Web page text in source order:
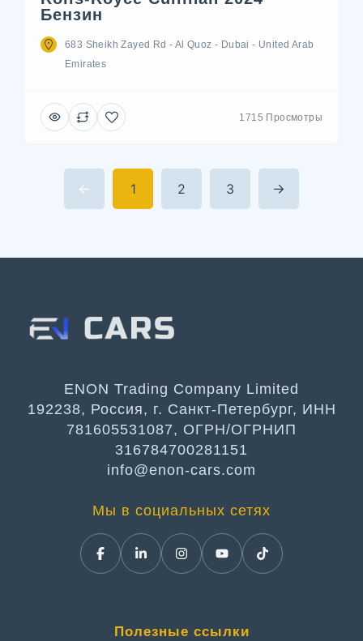
Бензин
683 Sheikh Zayed Rd - Al Quoz - Dubai - United Arab
Emirates
1715 Просмотры
1 2 3
ENON Trading Company Limited
192238, Россия, г. Санкт-Петербург, ИНН
781605531087, ОГРН/ОГРНИП
316784700281151
info@enon-cars.com
Мы в социальных сетях
Полезные ссылки